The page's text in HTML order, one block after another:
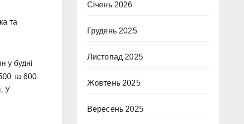
та
у будні
та 600
У
Січень 2026
Грудень 2025
Листопад 2025
Жовтень 2025
Вересень 2025